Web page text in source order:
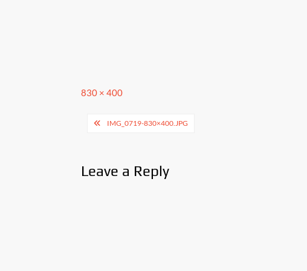
Full
830 × 400
PostIMG_0719-830×400.JPG
Leave a Reply